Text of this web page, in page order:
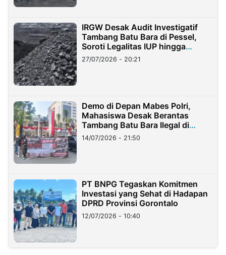
IRGW Desak Audit Investigatif
Tambang Batu Bara di Pessel,
Soroti Legalitas IUP hingga
Stockpile
27/07/2026 - 20:21
Demo di Depan Mabes Polri,
Mahasiswa Desak Berantas
Tambang Batu Bara Ilegal di
Lampung
14/07/2026 - 21:50
PT BNPG Tegaskan Komitmen
Investasi yang Sehat di Hadapan
DPRD Provinsi Gorontalo
12/07/2026 - 10:40